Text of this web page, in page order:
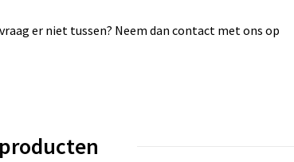
er niet tussen? Neem dan contact met ons op